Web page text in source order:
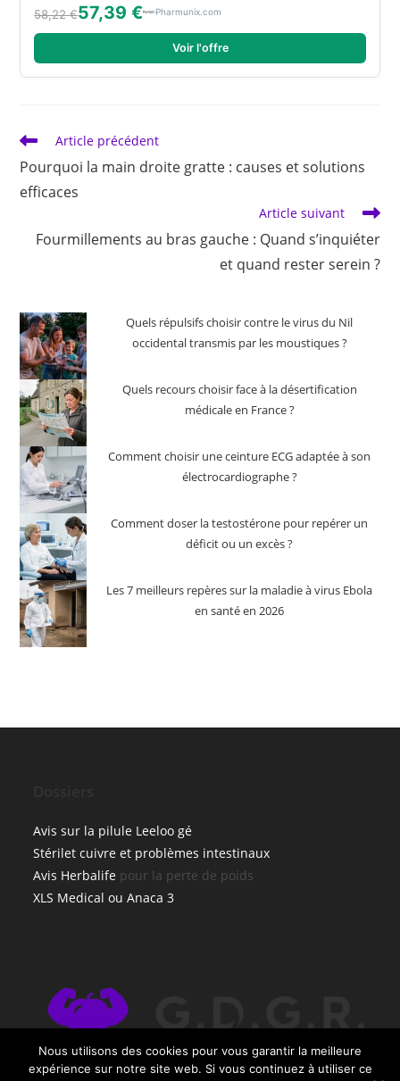
58,22 €57,39 € Pharmunix.com
Voir l'offre
Read
articles
Article précédent
Pourquoi la main droite gratte : causes et solutions
efficaces
Article suivant
Fourmillements au bras gauche : Quand s’inquiéter
et quand rester serein ?
Quels répulsifs choisir contre le virus du Nil
occidental transmis par les moustiques ?
Quels recours choisir face à la désertification
médicale en France ?
Comment choisir une ceinture ECG adaptée à son
électrocardiographe ?
Comment doser la testostérone pour repérer un
déficit ou un excès ?
Les 7 meilleurs repères sur la maladie à virus Ebola
en santé en 2026
Avis sur la pilule Leeloo gé
Stérilet cuivre et problèmes intestinaux
Avis Herbalife pour la perte de poids
XLS Medical ou Anaca 3
🔥 TOP VENTE
SIGVARIS ,bas de contention auto-
Nous utilisons des cookies pour vous garantir la meilleure
expérience sur notre site web. Si vous continuez à utiliser ce